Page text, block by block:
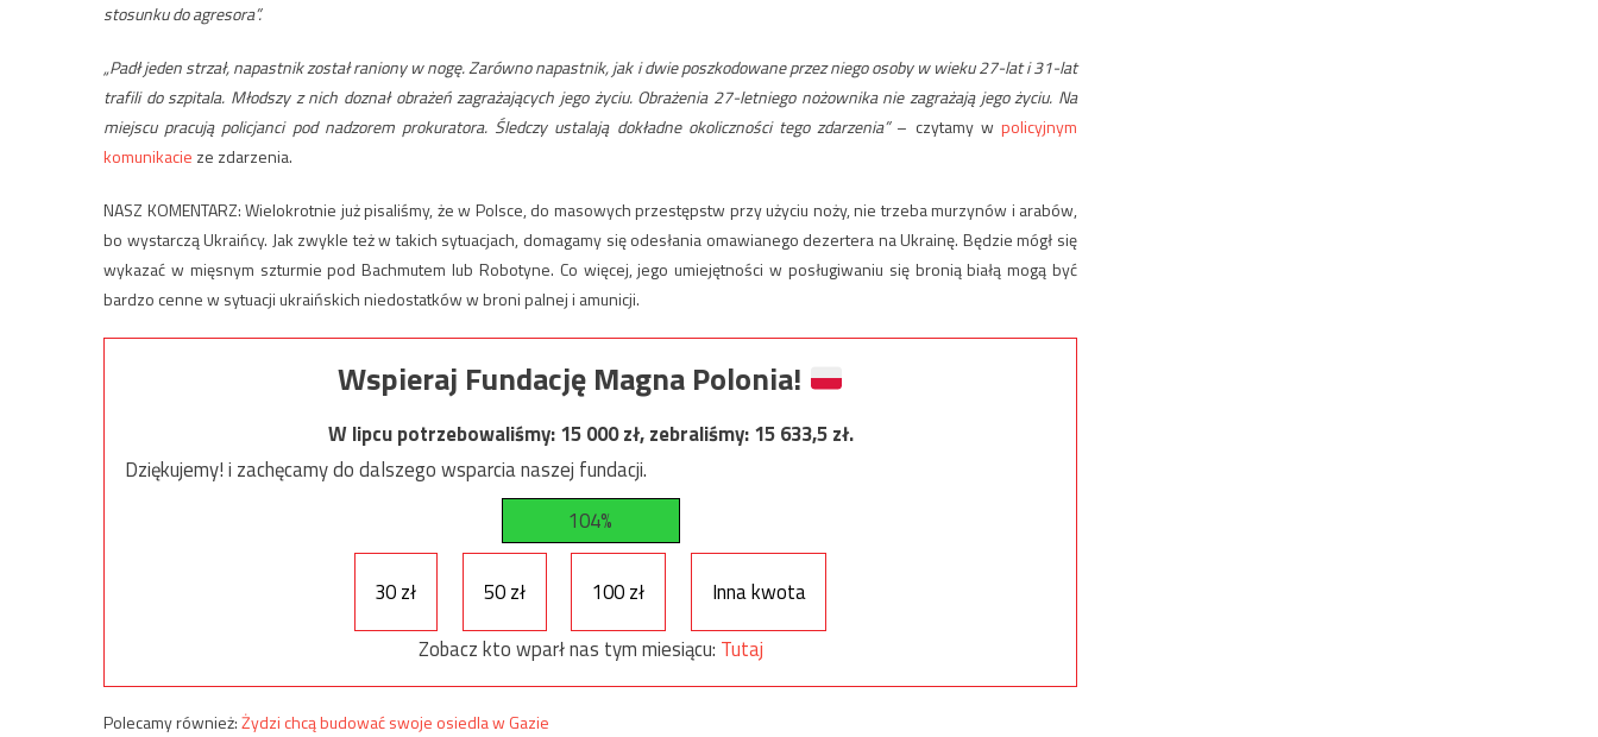
stosunku do agresora”.
„Padł jeden strzał, napastnik został raniony w nogę. Zarówno napastnik, jak i dwie poszkodowane przez niego osoby w wieku 27-lat i 31-lat
trafili do szpitala. Młodszy z nich doznał obrażeń zagrażających jego życiu. Obrażenia 27-letniego nożownika nie zagrażają jego życiu. Na
miejscu pracują policjanci pod nadzorem prokuratora. Śledczy ustalają dokładne okoliczności tego zdarzenia”– czytamy wpolicyjnym
komunikacie ze zdarzenia.
NASZ KOMENTARZ: Wielokrotnie już pisaliśmy, że w Polsce, do masowych przestępstw przy użyciu noży, nie trzeba murzynów i arabów,
bo wystarczą Ukraińcy. Jak zwykle też w takich sytuacjach, domagamy się odesłania omawianego dezertera na Ukrainę. Będzie mógł się
wykazać w mięsnym szturmie pod Bachmutem lub Robotyne. Co więcej, jego umiejętności w posługiwaniu się bronią białą mogą być
bardzo cenne w sytuacji ukraińskich niedostatków w broni palnej i amunicji.
Wspieraj Fundację Magna Polonia!
W lipcu potrzebowaliśmy:15 000zł, zebraliśmy:15 633,5zł.
Dziękujemy! i zachęcamy do dalszego wsparcia naszej fundacji.
104%
30 zł 50 zł 100 zł
Inna kwota
Zobacz kto wparł nas tym miesiącu: Tutaj
Polecamy również:Żydzi chcą budować swoje osiedla w Gazie